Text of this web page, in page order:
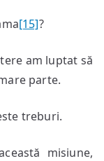
[15]?
am luptat să
parte.
treburi.
misiune,